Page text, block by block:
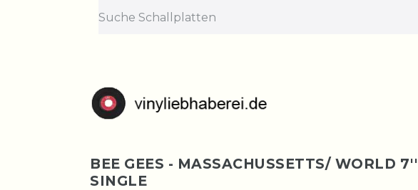
BEE GEES - MASSACHUSSETTS/ WORLD 7''
SINGLE